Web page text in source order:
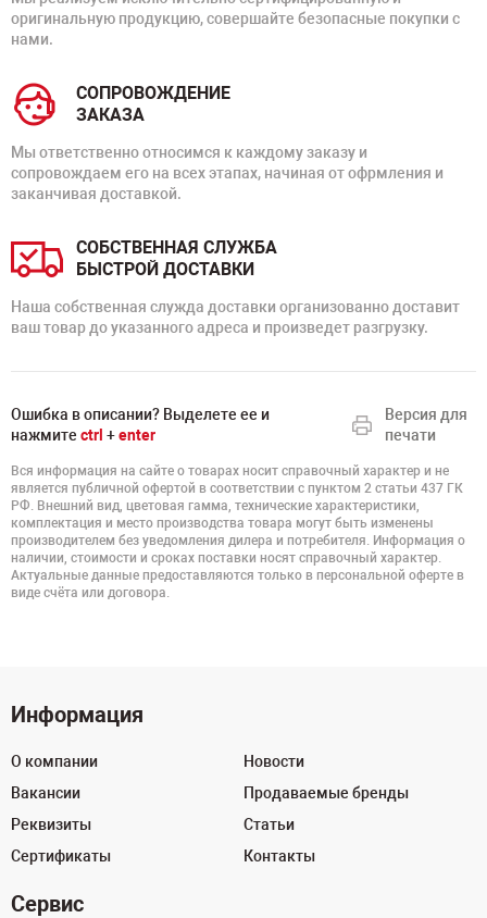
оригинальную продукцию, совершайте безопасные покупки с
нами.
СОПРОВОЖДЕНИЕ
ЗАКАЗА
Мы ответственно относимся к каждому заказу и
сопровождаем его на всех этапах, начиная от офрмления и
заканчивая доставкой.
СОБСТВЕННАЯ СЛУЖБА
БЫСТРОЙ ДОСТАВКИ
Наша собственная служда доставки организованно доставит
ваш товар до указанного адреса и произведет разгрузку.
Ошибка в описании? Выделете ее и
нажмите ctrl +enter
Версия для
печати
Вся информация на сайте о товарах носит справочный характер и не
является публичной офертой в соответствии с пунктом 2 статьи 437 ГК
РФ. Внешний вид, цветовая гамма, технические характеристики,
комплектация и место производства товара могут быть изменены
производителем без уведомления дилера и потребителя. Информация о
наличии, стоимости и сроках поставки носят справочный характер.
Актуальные данные предоставляются только в персональной оферте в
виде счёта или договора.
Информация
О компании
Вакансии
Реквизиты
Сертификаты
Новости
Продаваемые бренды
Статьи
Контакты
Сервис